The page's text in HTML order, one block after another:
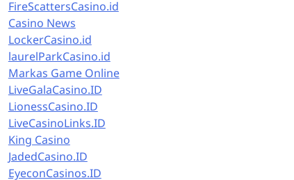
FireScattersCasino.id
Casino News
LockerCasino.id
laurelParkCasino.id
Markas Game Online
LiveGalaCasino.ID
LionessCasino.ID
LiveCasinoLinks.ID
King Casino
JadedCasino.ID
EyeconCasinos.ID